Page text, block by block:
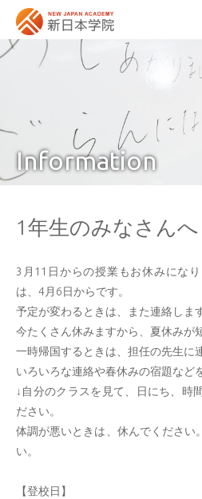
Information
1年生のみなさんへ
3月11日からの授業もお休みにな
は、4月6日からです。
予定が変わるときは、また連絡します
今たくさん休みますから、夏休みが
一時帰国するときは、担任の先生に
いろいろな連絡や春休みの宿題など
↓自分のクラスを見て、日にち、時
ださい。
体調が悪いときは、休んでください
い。
【登校日】